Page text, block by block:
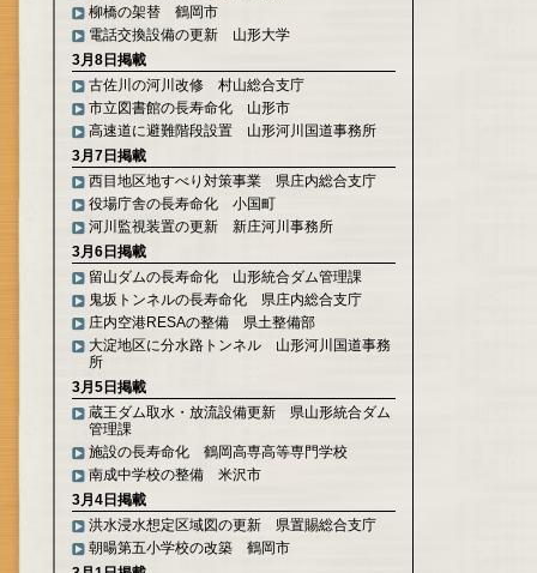
柳橋の架替 鶴岡市
電話交換設備の更新 山形大学
3月8日掲載
古佐川の河川改修 村山総合支庁
市立図書館の長寿命化 山形市
高速道に避難階段設置 山形河川国道事務所
3月7日掲載
西目地区地すべり対策事業 県庄内総合支庁
役場庁舎の長寿命化 小国町
河川監視装置の更新 新庄河川事務所
3月6日掲載
留山ダムの長寿命化 山形統合ダム管理課
鬼坂トンネルの長寿命化 県庄内総合支庁
庄内空港RESAの整備 県土整備部
大淀地区に分水路トンネル 山形河川国道事務
所
3月5日掲載
蔵王ダム取水・放流設備更新 県山形統合ダム
管理課
施設の長寿命化 鶴岡高専高等専門学校
南成中学校の整備 米沢市
3月4日掲載
洪水浸水想定区域図の更新 県置賜総合支庁
朝暘第五小学校の改築 鶴岡市